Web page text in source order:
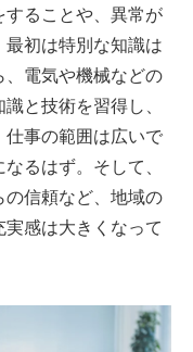
ることや、異常が
初は特別な知識は
電気や機械などの
と技術を習得し、
事の範囲は広いで
るはず。そして、
信頼など、地域の
感は大きくなって